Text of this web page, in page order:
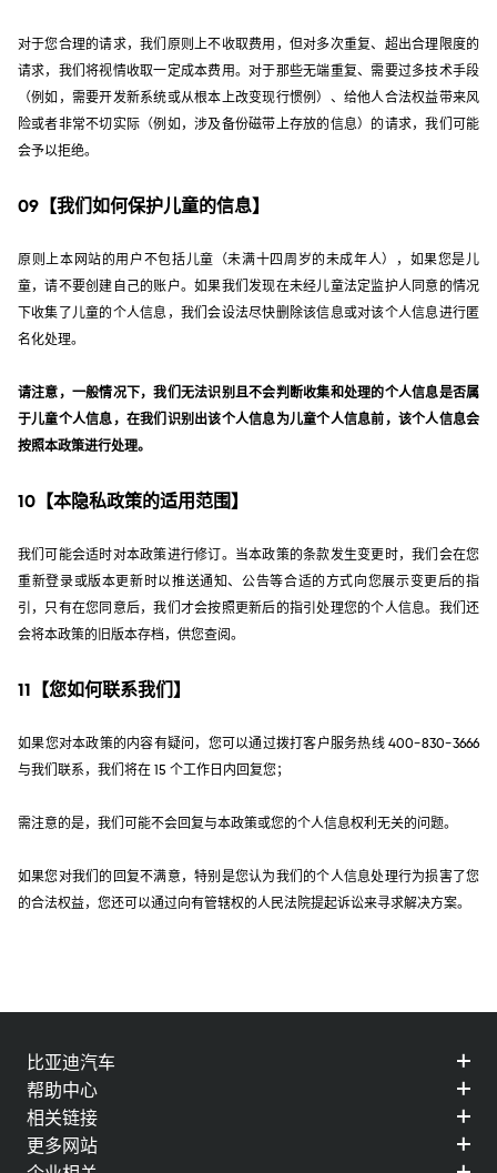
对于您合理的请求，我们原则上不收取费用，但对多次重复、超出合理限度的
请求，我们将视情收取一定成本费用。对于那些无端重复、需要过多技术手段
（例如，需要开发新系统或从根本上改变现行惯例）、给他人合法权益带来风
险或者非常不切实际（例如，涉及备份磁带上存放的信息）的请求，我们可能
会予以拒绝。
09【我们如何保护儿童的信息】
原则上本网站的用户不包括儿童（未满十四周岁的未成年人），如果您是儿
童，请不要创建自己的账户。如果我们发现在未经儿童法定监护人同意的情况
下收集了儿童的个人信息，我们会设法尽快删除该信息或对该个人信息进行匿
名化处理。
请注意，一般情况下，我们无法识别且不会判断收集和处理的个人信息是否属
于儿童个人信息，在我们识别出该个人信息为儿童个人信息前，该个人信息会
按照本政策进行处理。
10【本隐私政策的适用范围】
我们可能会适时对本政策进行修订。当本政策的条款发生变更时，我们会在您
重新登录或版本更新时以推送通知、公告等合适的方式向您展示变更后的指
引，只有在您同意后，我们才会按照更新后的指引处理您的个人信息。我们还
会将本政策的旧版本存档，供您查阅。
11【您如何联系我们】
如果您对本政策的内容有疑问，您可以通过拨打客户服务热线 400-830-3666
与我们联系，我们将在 15 个工作日内回复您；
需注意的是，我们可能不会回复与本政策或您的个人信息权利无关的问题。
如果您对我们的回复不满意，特别是您认为我们的个人信息处理行为损害了您
的合法权益，您还可以通过向有管辖权的人民法院提起诉讼来寻求解决方案。
比亚迪汽车
帮助中心
相关链接
更多网站